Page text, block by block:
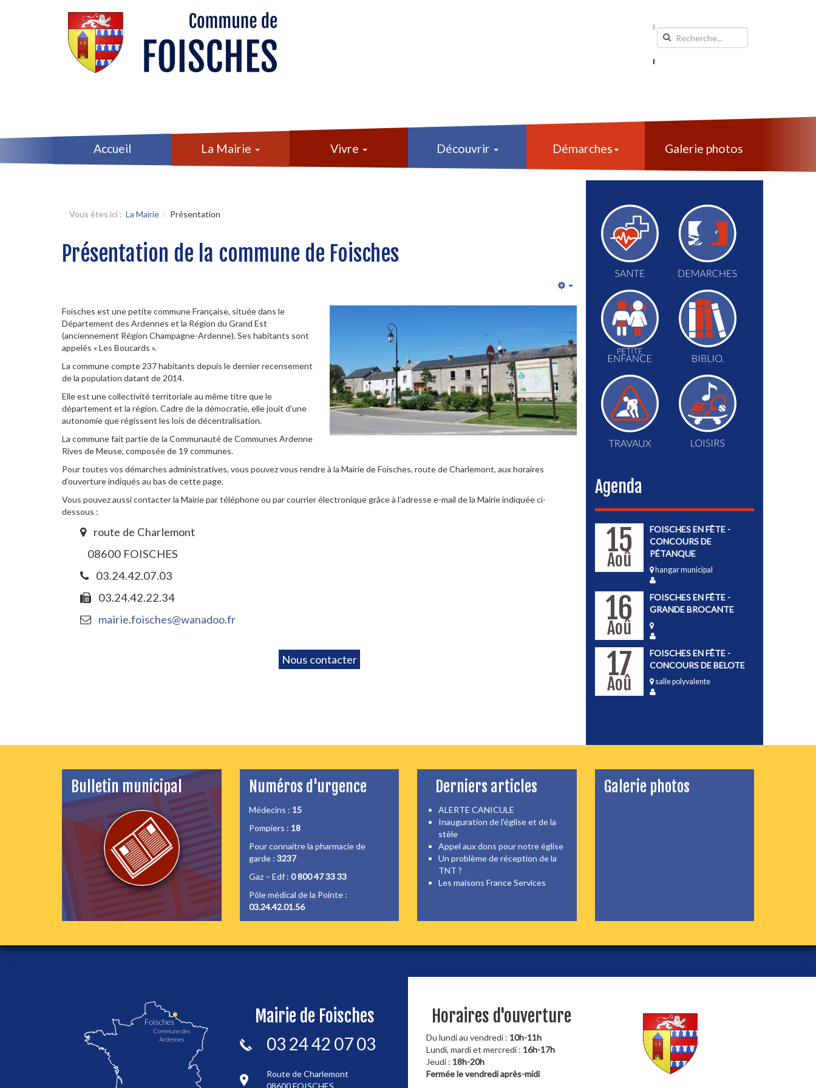
Aller au contenu
Accueil La Mairie Vivre Découvrir Démarches Galerie photos
Vous êtes ici : La Mairie Présentation
Présentation de la commune de Foisches
Foisches est une petite commune Française, située dans le
Département des Ardennes et la Région du Grand Est
(anciennement Région Champagne-Ardenne). Ses habitants sont
appelés « Les Boucards ».
La commune compte 237 habitants depuis le dernier recensement
de la population datant de 2014.
Elle est une collectivité territoriale au même titre que le
département et la région. Cadre de la démocratie, elle jouit d’une
autonomie que régissent les lois de décentralisation.
La commune fait partie de la Communauté de Communes Ardenne
Rives de Meuse, composée de 19 communes.
Pour toutes vos démarches administratives, vous pouvez vous rendre à la Mairie de Foisches, route de Charlemont, aux horaires
d’ouverture indiqués au bas de cette page.
Vous pouvez aussi contacter la Mairie par téléphone ou par courrier électronique grâce à l’adresse e-mail de la Mairie indiquée ci-
dessous :
route de Charlemont
08600 FOISCHES
03.24.42.07.03
03.24.42.22.34
mairie.foisches@wanadoo.fr
Nous contacter
Agenda
15
Aoû
FOISCHES EN FÊTE -
CONCOURS DE
PÉTANQUE
hangar municipal
16
Aoû
FOISCHES EN FÊTE -
GRANDE BROCANTE
17
Aoû
FOISCHES EN FÊTE -
CONCOURS DE BELOTE
salle polyvalente
Bulletin municipal Numéros d'urgence
Médecins : 15
Pompiers : 18
Pour connaitre la pharmacie de
garde : 3237
Gaz – Edf : 0 800 47 33 33
Pôle médical de la Pointe :
03.24.42.01.56
Derniers articles
ALERTE CANICULE
Inauguration de l'église et de la
stèle
Appel aux dons pour notre église
Un problème de réception de la
TNT ?
Les maisons France Services
Galerie photos
localisation de Foisches Mairie de Foisches
03 24 42 07 03
Route de Charlemont
08600 FOISCHES
Horaires d'ouverture
Du lundi au vendredi : 10h-11h
Lundi, mardi et mercredi : 16h-17h
Jeudi : 18h-20h
Fermée le vendredi après-midi